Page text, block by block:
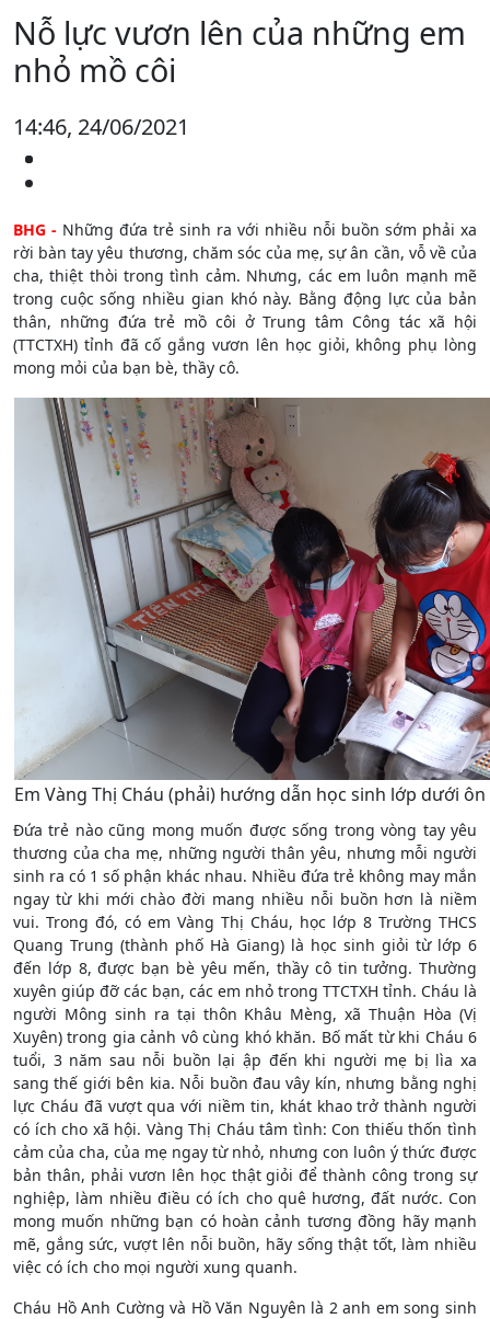
Nỗ lực vươn lên của những em
nhỏ mồ côi
14:46, 24/06/2021
BHG - Những đứa trẻ sinh ra với nhiều nỗi buồn sớm phải xa
rời bàn tay yêu thương, chăm sóc của mẹ, sự ân cần, vỗ về của
cha, thiệt thòi trong tình cảm. Nhưng, các em luôn mạnh mẽ
trong cuộc sống nhiều gian khó này. Bằng động lực của bản
thân, những đứa trẻ mồ côi ở Trung tâm Công tác xã hội
(TTCTXH) tỉnh đã cố gắng vươn lên học giỏi, không phụ lòng
mong mỏi của bạn bè, thầy cô.
Em Vàng Thị Cháu (phải) hướng dẫn học sinh lớp dưới ôn
Đứa trẻ nào cũng mong muốn được sống trong vòng tay yêu
thương của cha mẹ, những người thân yêu, nhưng mỗi người
sinh ra có 1 số phận khác nhau. Nhiều đứa trẻ không may mắn
ngay từ khi mới chào đời mang nhiều nỗi buồn hơn là niềm
vui. Trong đó, có em Vàng Thị Cháu, học lớp 8 Trường THCS
Quang Trung (thành phố Hà Giang) là học sinh giỏi từ lớp 6
đến lớp 8, được bạn bè yêu mến, thầy cô tin tưởng. Thường
xuyên giúp đỡ các bạn, các em nhỏ trong TTCTXH tỉnh. Cháu là
người Mông sinh ra tại thôn Khâu Mèng, xã Thuận Hòa (Vị
Xuyên) trong gia cảnh vô cùng khó khăn. Bố mất từ khi Cháu 6
tuổi, 3 năm sau nỗi buồn lại ập đến khi người mẹ bị lìa xa
sang thế giới bên kia. Nỗi buồn đau vây kín, nhưng bằng nghị
lực Cháu đã vượt qua với niềm tin, khát khao trở thành người
có ích cho xã hội. Vàng Thị Cháu tâm tình: Con thiếu thốn tình
cảm của cha, của mẹ ngay từ nhỏ, nhưng con luôn ý thức được
bản thân, phải vươn lên học thật giỏi để thành công trong sự
nghiệp, làm nhiều điều có ích cho quê hương, đất nước. Con
mong muốn những bạn có hoàn cảnh tương đồng hãy mạnh
mẽ, gắng sức, vượt lên nỗi buồn, hãy sống thật tốt, làm nhiều
việc có ích cho mọi người xung quanh.
Cháu Hồ Anh Cường và Hồ Văn Nguyên là 2 anh em song sinh